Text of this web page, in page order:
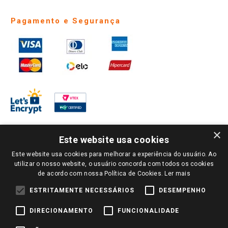
Pagamento e Segurança
PARA VER OS PREÇOS DA SUA REGIÃO, FAÇA LOGIN E SELECIONE A LOJA DE
SUA PREFERÊNCIA. SOMENTE APÓS O LOGIN, OS PREÇOS DA SUA REGIÃO OU
LOJA SERÃO CARREGADOS.
TODOS OS PREÇOS E CONDIÇÕES COMERCIAIS DESTE SITE SÃO VÁLIDOS APENAS
PARA COMPRAS REALIZADAS NO GIASSI.COM.BR E NA LOJA SELECIONADA
PREÇOS PARA AS VENDAS ONLINE DIVULGADOS NO SITE PREVALECEM ANTE
×
Este website usa cookies
Este website usa cookies para melhorar a experiência do usuário. Ao
utilizar o nosso website, o usuário concorda com todos os cookies
de acordo com nossa Política de Cookies. Ler mais
ESTRITAMENTE NECESSÁRIOS DESEMPENHO
DIRECIONAMENTO FUNCIONALIDADE